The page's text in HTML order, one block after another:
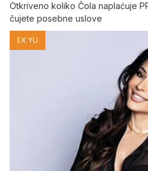
Otkriveno koliko Čola naplaćuje
čujete posebne uslove
EX YU